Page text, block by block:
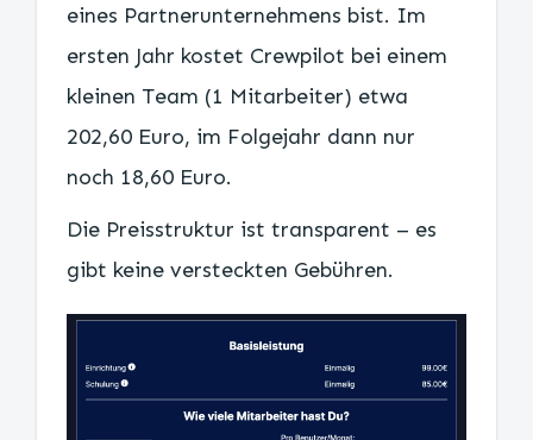
eines Partnerunternehmens bist. Im
ersten Jahr kostet Crewpilot bei einem
kleinen Team (1 Mitarbeiter) etwa
202,60 Euro, im Folgejahr dann nur
noch 18,60 Euro.
Die Preisstruktur ist transparent – es
gibt keine versteckten Gebühren.